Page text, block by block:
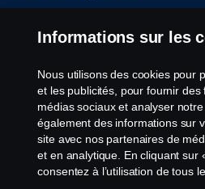
Contactez-nous
Le système de lancement d'alerte
Politique de cookies
Paramètres des cookies
Informations sur les
Nous utilisons des cookies pour
et les publicités, pour fournir des
médias sociaux et analyser
également des informations sur
site avec nos partenaires de
et en analytique. En cliquant sur
consentez à l’utilisation de tous